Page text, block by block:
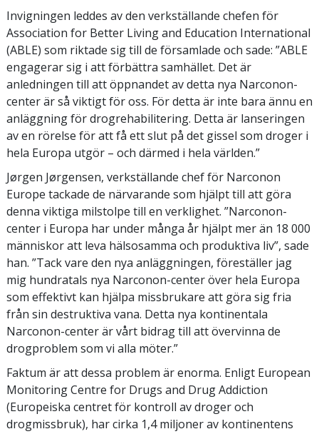
Invigningen leddes av den verkställande chefen för
Association for Better Living and Education International
(ABLE) som riktade sig till de församlade och sade: ”ABLE
engagerar sig i att förbättra samhället. Det är
anledningen till att öppnandet av detta nya Narconon-
center är så viktigt för oss. För detta är inte bara ännu en
anläggning för drogrehabilitering. Detta är lanseringen
av en rörelse för att få ett slut på det gissel som droger i
hela Europa utgör – och därmed i hela världen.”
Jørgen Jørgensen, verkställande chef för Narconon
Europe tackade de närvarande som hjälpt till att göra
denna viktiga milstolpe till en verklighet. ”Narconon-
center i Europa har under många år hjälpt mer än 18 000
människor att leva hälsosamma och produktiva liv”, sade
han. ”Tack vare den nya anläggningen, föreställer jag
mig hundratals nya Narconon-center över hela Europa
som effektivt kan hjälpa missbrukare att göra sig fria
från sin destruktiva vana. Detta nya kontinentala
Narconon-center är vårt bidrag till att övervinna de
drogproblem som vi alla möter.”
Faktum är att dessa problem är enorma. Enligt European
Monitoring Centre for Drugs and Drug Addiction
(Europeiska centret för kontroll av droger och
drogmissbruk), har cirka 1,4 miljoner av kontinentens